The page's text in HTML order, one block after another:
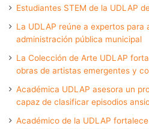
Estudiantes STEM de la UDLAP
La UDLAP reúne a expertos para
administración pública municipal
La Colección de Arte UDLAP
obras de artistas emergentes y
Académica UDLAP asesora un
capaz de clasificar episodios
Académico de la UDLAP